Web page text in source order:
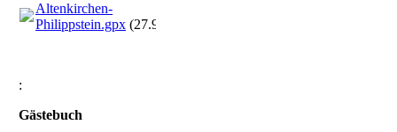
Altenkirchen-
Philippstein.gpx (27.93KB)
:
Gästebuch